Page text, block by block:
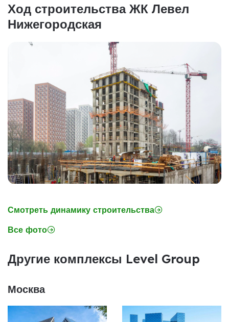
Ход строительства ЖК Левел
Нижегородская
Смотреть динамику строительства
Все фото
Другие комплексы Level Group
Москва